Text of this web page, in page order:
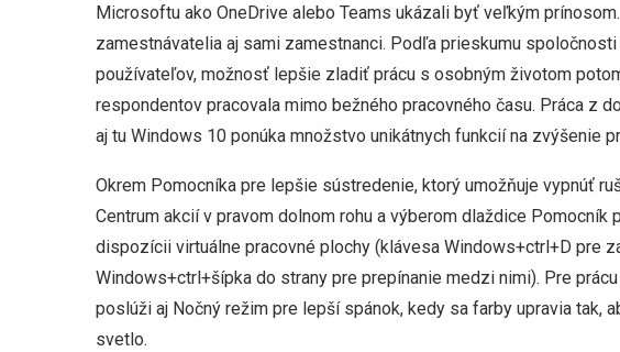
Microsoftu ako OneDrive alebo Teams ukázali byť veľkým
zamestnávatelia aj sami zamestnanci. Podľa prieskumu
používateľov, možnosť lepšie zladiť prácu s osobným životom
respondentov pracovala mimo bežného pracovného času. Práca z
aj tu Windows 10 ponúka množstvo unikátnych funkcií na zvýšenie
Okrem Pomocníka pre lepšie sústredenie, ktorý umožňuje vypnúť
Centrum akcií v pravom dolnom rohu a výberom dlaždice
dispozícii virtuálne pracovné plochy (klávesa Windows+ctrl+D pre
Windows+ctrl+šípka do strany pre prepínanie medzi nimi). Pre
poslúži aj Nočný režim pre lepší spánok, kedy sa farby upravia tak,
svetlo.